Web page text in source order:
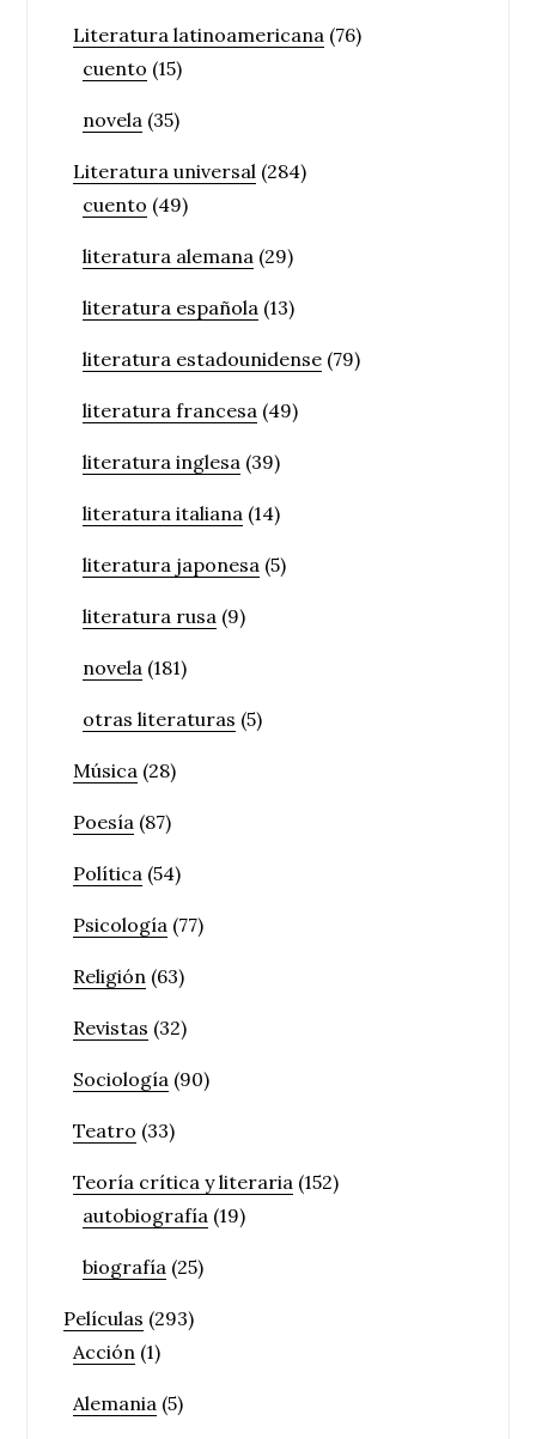
Literatura latinoamericana (76)
cuento (15)
novela (35)
Literatura universal (284)
cuento (49)
literatura alemana (29)
literatura española (13)
literatura estadounidense (79)
literatura francesa (49)
literatura inglesa (39)
literatura italiana (14)
literatura japonesa (5)
literatura rusa (9)
novela (181)
otras literaturas (5)
Música (28)
Poesía (87)
Política (54)
Psicología (77)
Religión (63)
Revistas (32)
Sociología (90)
Teatro (33)
Teoría crítica y literaria (152)
autobiografía (19)
biografía (25)
Películas (293)
Acción (1)
Alemania (5)